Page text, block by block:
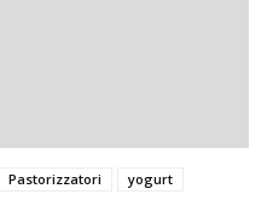
Pastorizzatori yogurt